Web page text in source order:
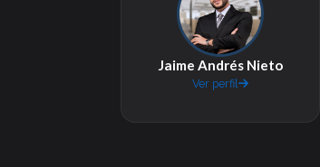
Jaime Andrés Nieto
Ver perfil